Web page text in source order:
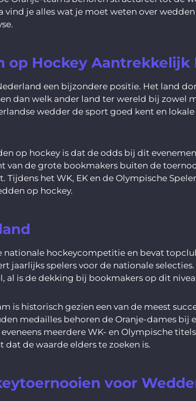
vind je alles wat je moet weten over
op Hockey Aantrekkelijk
een bijzondere positie. Het land
dan welk ander land ter wereld bij zowel
wedder de sport goed kent en
op hockey is dat de odds bij dit
van de grote bookmakers buiten de
Tijdens het WK, EK en de Olympische
op hockey.
nationale hockeycompetitie en bevat
jaarlijks spelers voor de nationale
al is de dekking bij bookmakers op dit
is historisch gezien een van de meest
medailles behoren de Oranje-dames
meerdere WK- en Olympische
de waarde elders te zoeken is.
voor